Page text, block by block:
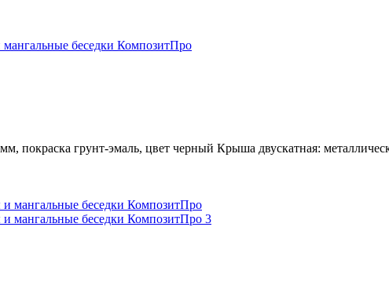
покраска грунт-эмаль, цвет черный Крыша двускатная: